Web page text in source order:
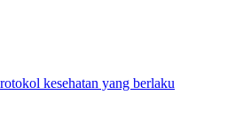
kesehatan yang berlaku